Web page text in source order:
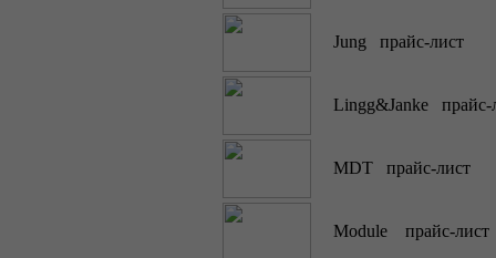
Jung прайс-лист
Lingg&Janke прайс-
MDT прайс-лист
Module прайс-лист